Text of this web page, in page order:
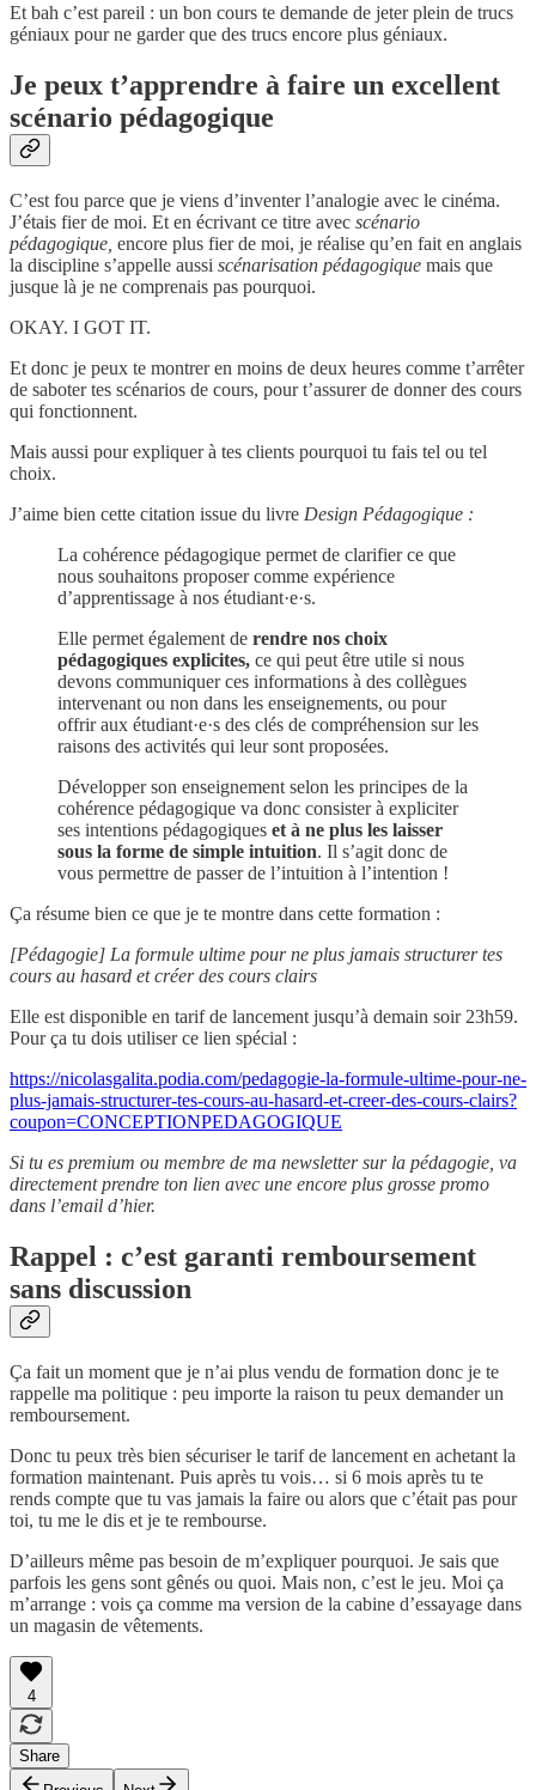
Et bah c’est pareil : un bon cours te demande de jeter plein de trucs
géniaux pour ne garder que des trucs encore plus géniaux.
Je peux t’apprendre à faire un excellent
scénario pédagogique
C’est fou parce que je viens d’inventer l’analogie avec le cinéma.
J’étais fier de moi. Et en écrivant ce titre avec scénario
pédagogique, encore plus fier de moi, je réalise qu’en fait en anglais
la discipline s’appelle aussi scénarisation pédagogique mais que
jusque là je ne comprenais pas pourquoi.
OKAY. I GOT IT.
Et donc je peux te montrer en moins de deux heures comme t’arrêter
de saboter tes scénarios de cours, pour t’assurer de donner des cours
qui fonctionnent.
Mais aussi pour expliquer à tes clients pourquoi tu fais tel ou tel
choix.
J’aime bien cette citation issue du livre Design Pédagogique :
La cohérence pédagogique permet de clarifier ce que
nous souhaitons proposer comme expérience
d’apprentissage à nos étudiant·e·s.
Elle permet également de rendre nos choix
pédagogiques explicites, ce qui peut être utile si nous
devons communiquer ces informations à des collègues
intervenant ou non dans les enseignements, ou pour
offrir aux étudiant·e·s des clés de compréhension sur les
raisons des activités qui leur sont proposées.
Développer son enseignement selon les principes de la
cohérence pédagogique va donc consister à expliciter
ses intentions pédagogiques et à ne plus les laisser
sous la forme de simple intuition. Il s’agit donc de
vous permettre de passer de l’intuition à l’intention !
Ça résume bien ce que je te montre dans cette formation :
[Pédagogie] La formule ultime pour ne plus jamais structurer tes
cours au hasard et créer des cours clairs
Elle est disponible en tarif de lancement jusqu’à demain soir 23h59.
Pour ça tu dois utiliser ce lien spécial :
https://nicolasgalita.podia.com/pedagogie-la-formule-ultime-pour-ne-
plus-jamais-structurer-tes-cours-au-hasard-et-creer-des-cours-clairs?
coupon=CONCEPTIONPEDAGOGIQUE
Si tu es premium ou membre de ma newsletter sur la pédagogie, va
directement prendre ton lien avec une encore plus grosse promo
dans l’email d’hier.
Rappel : c’est garanti remboursement
sans discussion
Ça fait un moment que je n’ai plus vendu de formation donc je te
rappelle ma politique : peu importe la raison tu peux demander un
remboursement.
Donc tu peux très bien sécuriser le tarif de lancement en achetant la
formation maintenant. Puis après tu vois… si 6 mois après tu te
rends compte que tu vas jamais la faire ou alors que c’était pas pour
toi, tu me le dis et je te rembourse.
D’ailleurs même pas besoin de m’expliquer pourquoi. Je sais que
parfois les gens sont gênés ou quoi. Mais non, c’est le jeu. Moi ça
m’arrange : vois ça comme ma version de la cabine d’essayage dans
un magasin de vêtements.
4
Share